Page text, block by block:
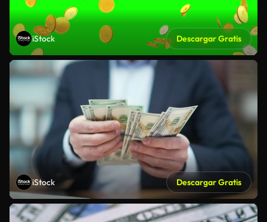
iStock Descargar Gratis
iStock Descargar Gratis